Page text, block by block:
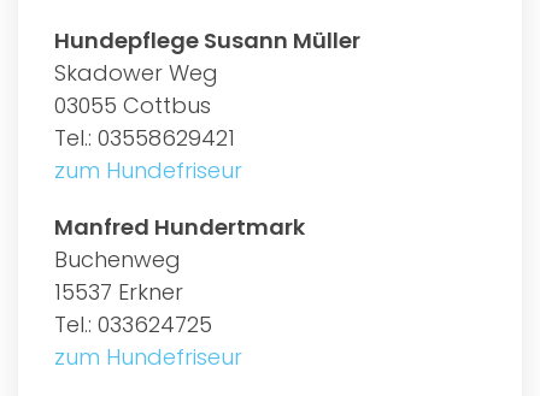
Hundepflege Susann Müller
Skadower Weg
03055 Cottbus
Tel.: 03558629421
zum Hundefriseur
Manfred Hundertmark
Buchenweg
15537 Erkner
Tel.: 033624725
zum Hundefriseur